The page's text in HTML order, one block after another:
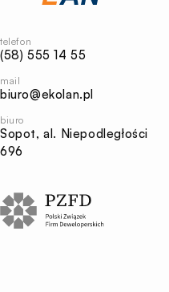
telefon
(58) 555 14 55
mail
biuro@ekolan.pl
biuro
Sopot, al. Niepodległości
696